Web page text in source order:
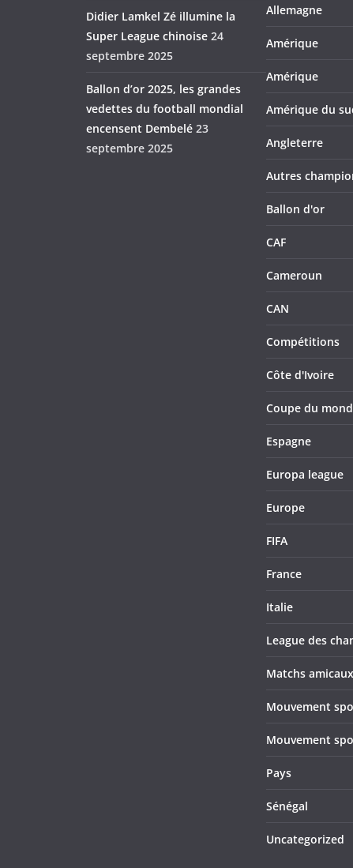
Didier Lamkel Zé illumine la
Super League chinoise 24
septembre 2025
Ballon d’or 2025, les grandes
vedettes du football mondial
encensent Dembelé 23
septembre 2025
Allemagne
Amérique
Amérique
Amérique du
Angleterre
Autres
Ballon d'or
CAF
Cameroun
CAN
Compétitions
Côte d'Ivoire
Coupe du
Espagne
Europa league
Europe
FIFA
France
Italie
League des
Matchs amicaux
Mouvement
Mouvement
Pays
Sénégal
Uncategorized